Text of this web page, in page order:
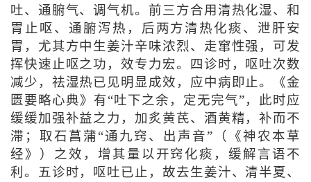
吐、通腑气、调气机。前三方合用清热化湿、和
胃止呕、通腑泻热，后两方清热化痰、泄肝安
胃，尤其方中生姜汁辛味浓烈、走窜性强，可发
挥快速止呕之功，效专力宏。四诊时，呕吐次数
减少，祛湿热已见明显成效，应中病即止。《金
匮要略心典》有“吐下之余，定无完气”，此时应
缓缓加强补益之力，加炙黄芪、酒黄精，补而不
滞；取石菖蒲“通九窍、出声音”（《神农本草
经》）之效，增其量以开窍化痰，缓解言语不
利。五诊时，呕吐已止，故去生姜汁、清半夏、